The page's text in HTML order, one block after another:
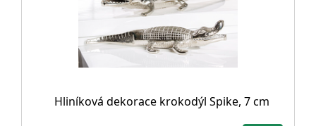
Hliníková dekorace krokodýl Spike, 7 cm